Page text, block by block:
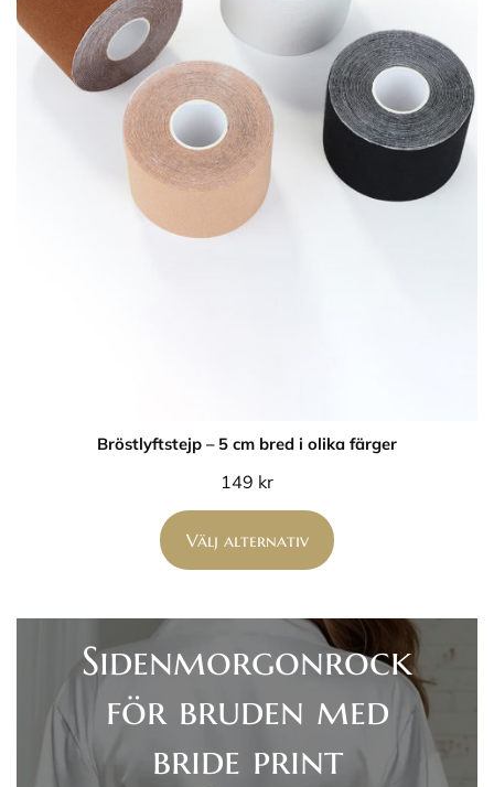
Bröstlyftstejp – 5 cm bred i olika färger
149 kr
Välj alternativ
Sidenmorgonrock
för bruden med
bride print